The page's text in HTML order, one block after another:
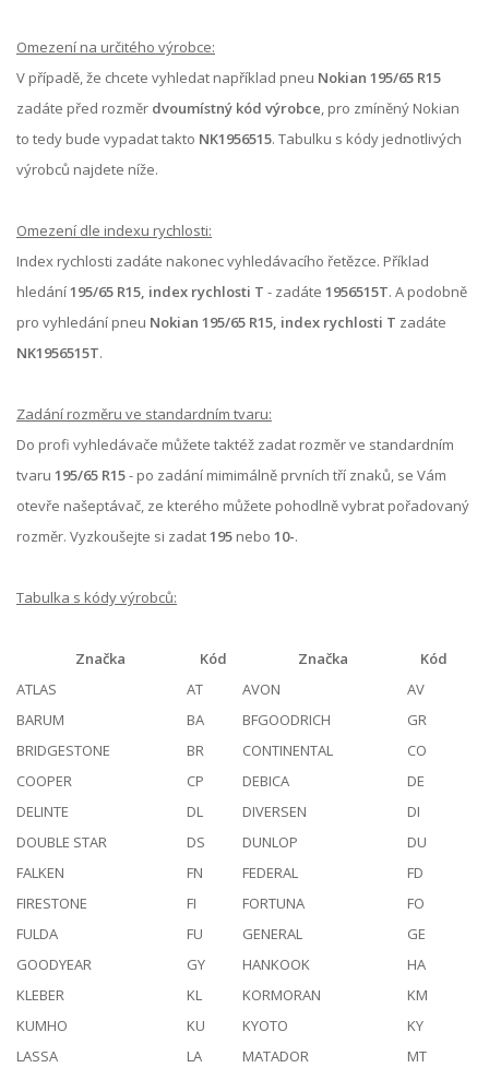
Omezení na určitého výrobce:
V případě, že chcete vyhledat například pneu Nokian 195/65 R15
zadáte před rozměr dvoumístný kód výrobce, pro zmíněný Nokian
to tedy bude vypadat takto NK1956515. Tabulku s kódy jednotlivých
výrobců najdete níže.
Omezení dle indexu rychlosti:
Index rychlosti zadáte nakonec vyhledávacího řetězce. Příklad
hledání195/65 R15, index rychlosti T - zadáte 1956515T. A podobně
pro vyhledání pneu Nokian 195/65 R15, index rychlosti T zadáte
NK1956515T.
Zadání rozměru ve standardním tvaru:
Do profi vyhledávače můžete taktéž zadat rozměr ve standardním
tvaru 195/65 R15- po zadání mimimálně prvních tří znaků, se Vám
otevře našeptávač, ze kterého můžete pohodlně vybrat pořadovaný
rozměr. Vyzkoušejte si zadat195 nebo 10-.
Tabulka s kódy výrobců:
Značka Kód Značka
Kód
ATLAS
AT AVON
AV
BARUM
BA BFGOODRICH
GR
BRIDGESTONE
BR CONTINENTAL
CO
COOPER
CP DEBICA
DE
DELINTE
DL DIVERSEN
DI
DOUBLE STAR
DS DUNLOP
DU
FALKEN
FN FEDERAL
FD
FIRESTONE
FI FORTUNA
FO
FULDA
FU GENERAL
GE
GOODYEAR
GY HANKOOK
HA
KLEBER
KL KORMORAN
KM
KUMHO
KU KYOTO
KY
LASSA
LA MATADOR
MT